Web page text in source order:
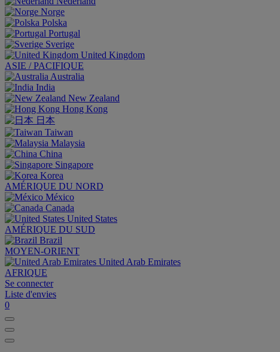
Norge
Polska
Portugal
Sverige
United Kingdom
ASIE / PACIFIQUE
Australia
India
New Zealand
Hong Kong
日本
Taiwan
Malaysia
China
Singapore
Korea
AMÉRIQUE DU NORD
México
Canada
United States
AMÉRIQUE DU SUD
Brazil
MOYEN-ORIENT
United Arab Emirates
AFRIQUE
Se connecter
Liste d'envies
0